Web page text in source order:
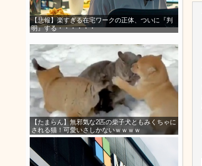
【悲報】楽すぎる在宅ワークの正体、ついに『判
明』する・・・・・・
【たまらん】無邪気な2匹の柴子犬ともみくちゃに
される猫！可愛いさしかないｗｗｗｗ